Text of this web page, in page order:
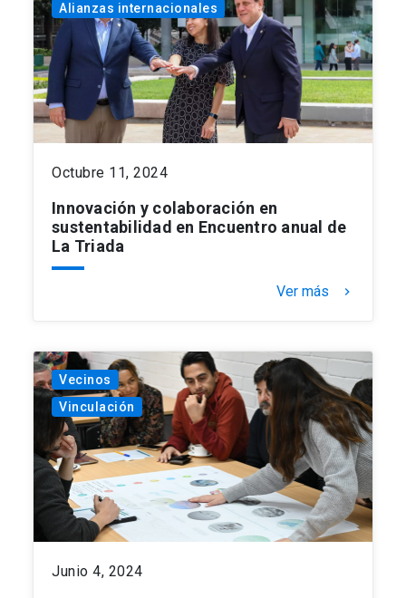
Alianzas internacionales
Octubre 11, 2024
Innovación y colaboración en
sustentabilidad en Encuentro anual de
La Triada
Ver más keyboard_arrow_right
Vecinos
Vinculación
Junio 4, 2024